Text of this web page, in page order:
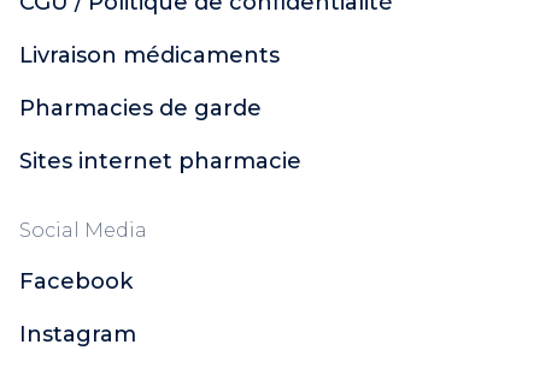
Livraison médicaments
Pharmacies de garde
Sites internet pharmacie
Social Media
Facebook
Instagram